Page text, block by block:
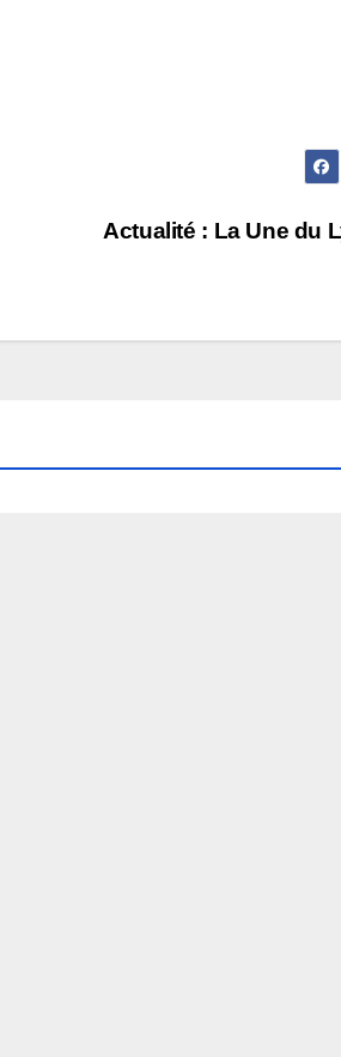
Actualité : La Une du